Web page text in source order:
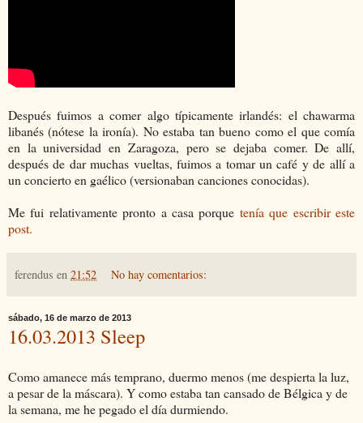
Después fuimos a comer algo típicamente irlandés: el chawarma
libanés (nótese la ironía). No estaba tan bueno como el que comía
en la universidad en Zaragoza, pero se dejaba comer. De allí,
después de dar muchas vueltas, fuimos a tomar un café y de allí a
un concierto en gaélico (versionaban canciones conocidas).
Me fui relativamente pronto a casa porque tenía que escribir este
post.
ferendus en 21:52 No hay comentarios:
sábado, 16 de marzo de 2013
16.03.2013 Sleep
Como amanece más temprano, duermo menos (me despierta la luz,
a pesar de la máscara). Y como estaba tan cansado de Bélgica y de
la semana, me he pegado el día durmiendo.